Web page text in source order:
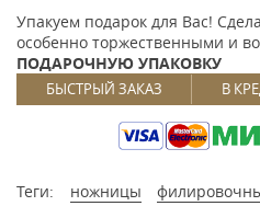
Упакуем подарок для Вас!
особенно торжественными и
ПОДАРОЧНУЮ УПАКОВКУ
БЫСТРЫЙ ЗАКАЗ В
Теги: ножницы